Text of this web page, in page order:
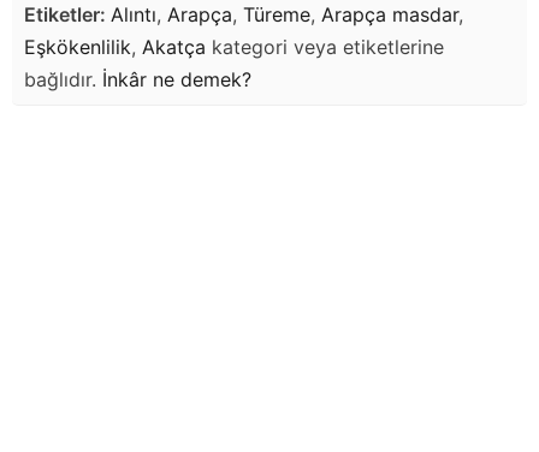
Etiketler: Alıntı, Arapça, Türeme, Arapça masdar,
Eşkökenlilik, Akatça kategori veya etiketlerine
bağlıdır. İnkâr ne demek?